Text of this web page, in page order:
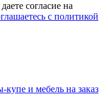
согласие на
c политикой
и мебель на заказ